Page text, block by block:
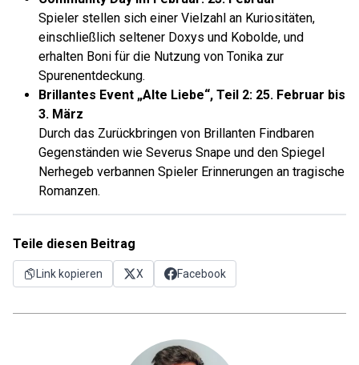
Spieler stellen sich einer Vielzahl an Kuriositäten,
einschließlich seltener Doxys und Kobolde, und
erhalten Boni für die Nutzung von Tonika zur
Spurenentdeckung.
Brillantes Event „Alte Liebe“, Teil 2: 25. Februar bis
3. März
Durch das Zurückbringen von Brillanten Findbaren
Gegenständen wie Severus Snape und den Spiegel
Nerhegeb verbannen Spieler Erinnerungen an tragische
Romanzen.
Teile diesen Beitrag
Link kopieren X Facebook